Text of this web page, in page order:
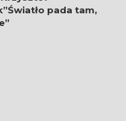
pada tam,